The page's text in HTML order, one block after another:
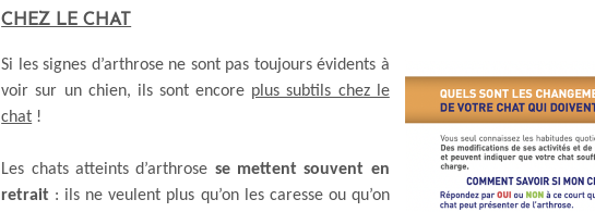
CHEZ LE CHAT
Si les signes d’arthrose ne sont pas toujours évidents à
voir sur un chien, ils sont encore plus subtils chez le
chat !
Les chats atteints d’arthrose se mettent souvent en
retrait : ils ne veulent plus qu’on les caresse ou qu’on